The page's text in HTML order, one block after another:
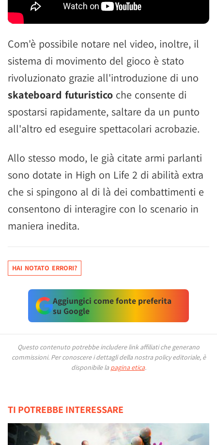
Com'è possibile notare nel video, inoltre, il
sistema di movimento del gioco è stato
rivoluzionato grazie all'introduzione di uno
skateboard futuristico che consente di
spostarsi rapidamente, saltare da un punto
all'altro ed eseguire spettacolari acrobazie.
Allo stesso modo, le già citate armi parlanti
sono dotate in High on Life 2 di abilità extra
che si spingono al di là dei combattimenti e
consentono di interagire con lo scenario in
maniera inedita.
HAI NOTATO ERRORI?
Aggiungici come fonte preferita
su Google
Questo contenuto potrebbe includere link affiliati che generano
commissioni. Per conoscere i dettagli della nostra policy editoriale, è
disponibile la pagina etica.
TI POTREBBE INTERESSARE